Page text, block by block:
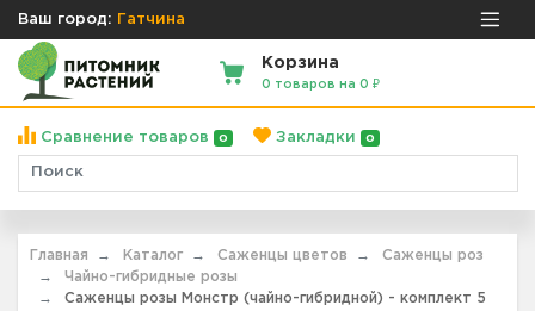
Ваш город: Гатчина
Корзина
0 товаров на 0 ₽
Сравнение товаров 0 Закладки 0
Главная Каталог Саженцы цветов
Саженцы роз
Чайно-гибридные розы
Саженцы розы Монстр (чайно-гибридной) - комплект 5